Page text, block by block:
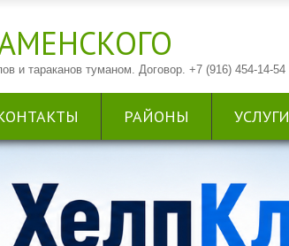
и тараканов туманом. Договор. +7 (916) 454-14-54
РАЙОНЫ УСЛУГИ